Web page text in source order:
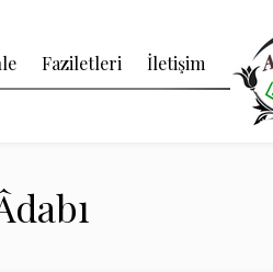
Faziletleri İletişim